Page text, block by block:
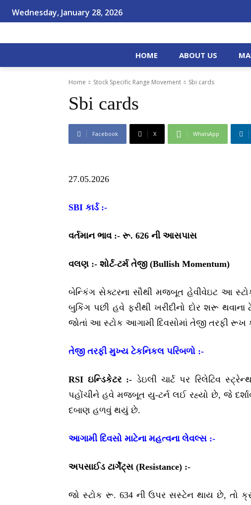
Wednesday, January 28, 2026
HOME ABOUT US
Home Stock Specific Range Movement Sbi cards
Sbi cards
Facebook X WhatsApp
27.05.2026
SBI કાર્ડ :-
વર્તમાન ભાવ :- રૂ. 626 ની આસપાસ
વલણ :- શોર્ટ-ટર્મ તેજી (Bullish Momentum)
બેન્કિંગ સેક્ટરના સૌથી મજબૂત હેવીવેઇટ આ
બુકિંગ પછી હવે ફરીથી ખરીદીનો દોર શરૂ
જોતાં આ સ્ટોક આગામી દિવસોમાં તેજી તરફી
તેજી તરફી મુખ્ય ટેકનિકલ પરિબળો :-
RSI ઇન્ડિકેટર :- ડેઇલી ચાર્ટ પર રિલેટિવ
પહોંચીને હવે મજબૂત યુ-ટર્ન લઈ રહ્યો છે, જે
દબાણ હળવું થયું છે.
આગામી દિવસો માટેના મહત્વના લેવલ્સ :-
અપસાઈડ ટાર્ગેટ્સ (Resistance) :-
જો સ્ટોક રૂ. 634 ની ઉપર સસ્ટેન થાય છે, તો